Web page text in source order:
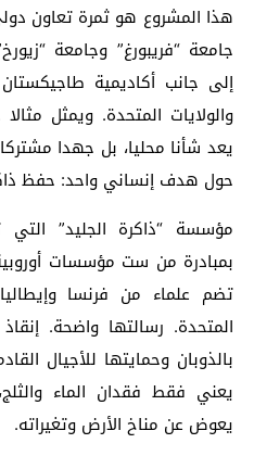
هذا المشروع هو ثمرة تعاون
جامعة “فريبورغ” وجامعة
إلى جانب أكاديمية
والولايات المتحدة. ويمثل
يعد شأنا محليا، بل جهدا
حول هدف إنساني واحد: حفظ
مؤسسة “ذاكرة الجليد”
بمبادرة من ست مؤسسات
تضم علماء من فرنسا
المتحدة. رسالتها واضحة.
بالذوبان وحمايتها للأجيال
يعني فقط فقدان الماء
يعوض عن مناخ الأرض وتغيراته.